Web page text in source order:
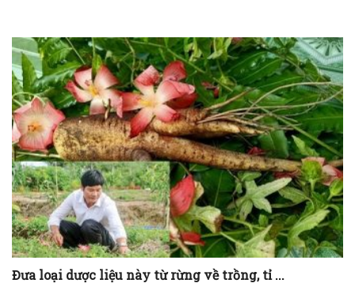
Đưa loại dược liệu này từ rừng về trồng, tỉ ...